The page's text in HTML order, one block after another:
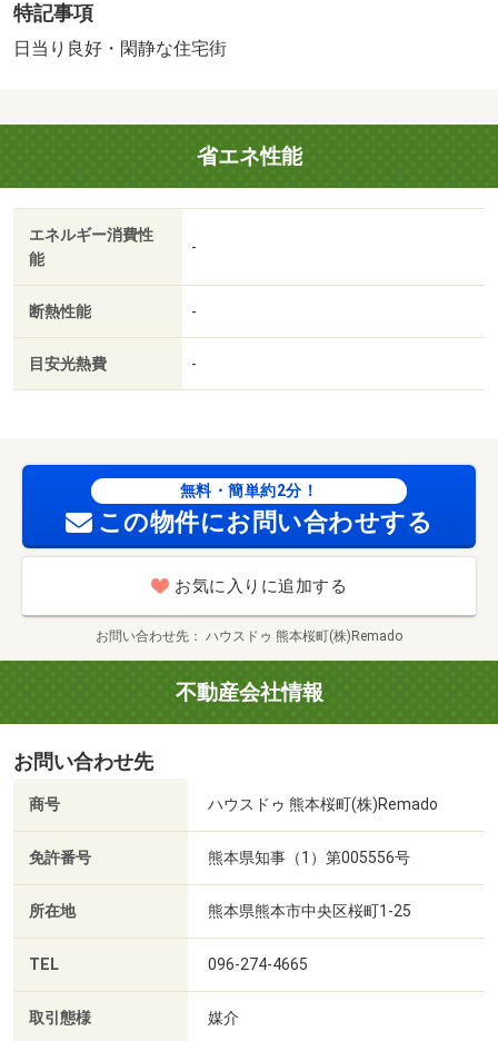
上・ＬＤＫ１８畳以上
建築確認：有/NO.第Ｒ０６ＳＨＣ１１５２８６号
特記事項
日当り良好・閑静な住宅街
省エネ性能
エネルギー消費性
能
-
断熱性能 -
目安光熱費 -
無料・簡単約2分！
この物件にお問い合わせする
お気に入りに追加する
お問い合わせ先 ハウスドゥ 熊本桜町(株)Remado
不動産会社情報
お問い合わせ先
商号 ハウスドゥ 熊本桜町(株)Remado
免許番号 熊本県知事（1）第005556号
所在地 熊本県熊本市中央区桜町1-25
TEL 096-274-4665
取引態様 媒介